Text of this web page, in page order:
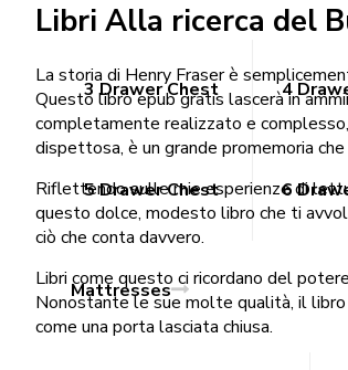
3 Drawer Chest 4
5 Drawer Chest 6
Mattresses
Libri Alla ricerca del
La storia di Henry Fraser è
Questo libro epub gratis lascerà in
completamente realizzato e
dispettosa, è un grande promemoria
Riflettendo sulle mie esperienze di
questo dolce, modesto libro che ti
ciò che conta davvero.
Libri come questo ci ricordano del
Nonostante le sue molte qualità, il libro
come una porta lasciata chiusa.